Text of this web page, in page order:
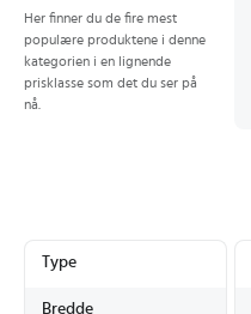
Her finner du de fire mest
populære produktene i denne
kategorien i en lignende
prisklasse som det du ser på
nå.
Type
Bredde